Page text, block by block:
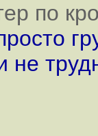
по
не